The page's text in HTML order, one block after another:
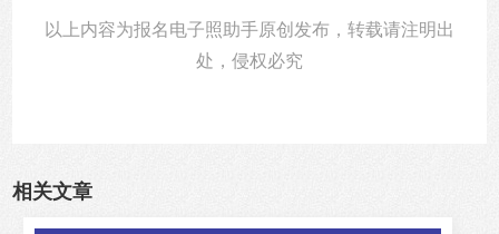
以上内容为报名电子照助手原创发布，转载请注明出
处，侵权必究
相关文章